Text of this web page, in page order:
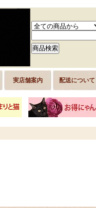
実店舗案内 配送について